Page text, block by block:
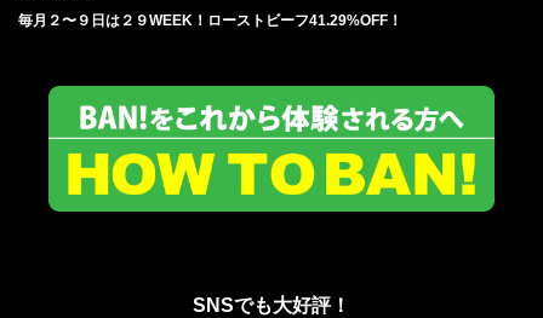
毎月２〜９日は２９WEEK！ローストビーフ41.29%OFF！
SNSでも大好評！